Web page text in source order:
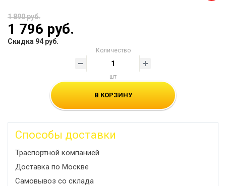
1 890 руб.
1 796 руб.
Скидка 94 руб.
Количество
шт
В КОРЗИНУ
Способы доставки
Траспортной компанией
Доставка по Москве
Самовывоз со склада